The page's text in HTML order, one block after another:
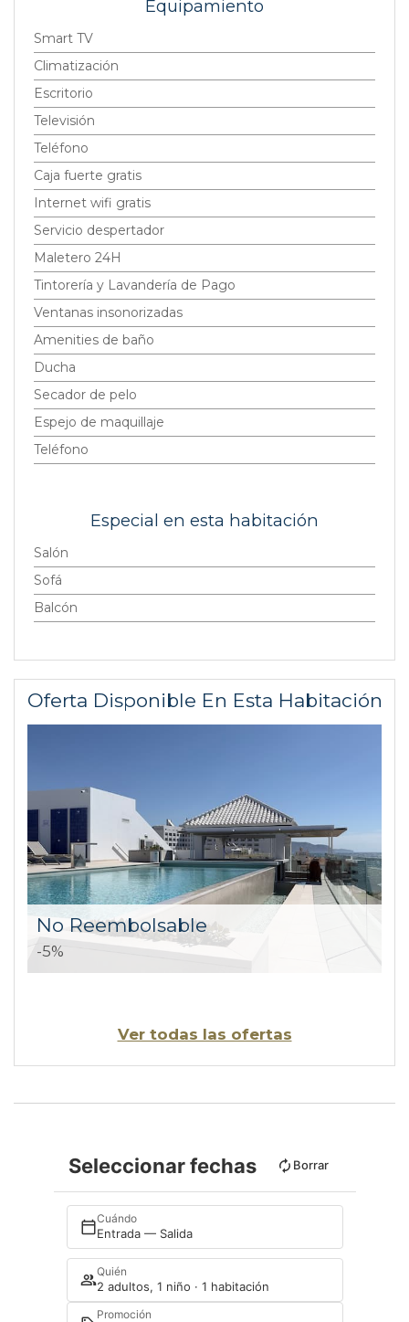
Equipamiento
Smart TV
Climatización
Escritorio
Televisión
Teléfono
Caja fuerte gratis
Internet wifi gratis
Servicio despertador
Maletero 24H
Tintorería y Lavandería de Pago
Ventanas insonorizadas
Amenities de baño
Ducha
Secador de pelo
Espejo de maquillaje
Teléfono
Especial en esta habitación
Salón
Sofá
Balcón
Oferta Disponible En Esta Habitación
No Reembolsable
-5%
Ver todas las ofertas
Seleccionar fechas Borrar
Cuándo
Entrada — Salida
Quién
2 adultos, 1 niño · 1 habitación
Promoción